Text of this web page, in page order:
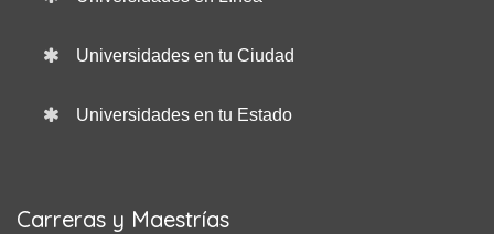
Universidades en tu Ciudad
Universidades en tu Estado
Carreras y Maestrías